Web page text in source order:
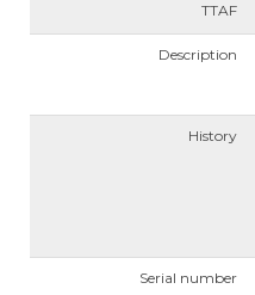
TTAF
Description
History
Serial number